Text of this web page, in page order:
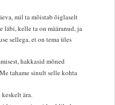
mil ta mõistab õiglaselt
läbi, kelle ta on määranud, ja
sellega, et on tema üles
hakkasid mõned
tahame sinult selle kohta
ära.